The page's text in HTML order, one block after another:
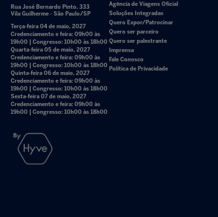
Rua José Bernardo Pinto, 333
Vila Guilherme - São Paulo/SP
Terça-feira 04 de maio, 2027
Credenciamento e feira: 09h00 às
19h00 | Congresso: 10h00 às 18h00
Quarta-feira 05 de maio, 2027
Credenciamento e feira: 09h00 às
19h00 | Congresso: 10h00 às 18h00
Quinta-feira 06 de maio, 2027
Credenciamento e feira: 09h00 às
19h00 | Congresso: 10h00 às 18h00
Sexta-feira 07 de maio, 2027
Credenciamento e feira: 09h00 às
19h00 | Congresso: 10h00 às 18h00
Agência de Viagens Oficial
Soluções Integradas
Quero Expor/Patrocinar
Quero ser parceiro
Quero ser palestrante
Imprensa
Fale Conosco
Política de Privacidade